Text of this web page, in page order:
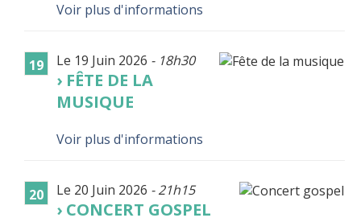
Voir plus d'informations
19 Le 19 Juin 2026 - 18h30
FÊTE DE LA
MUSIQUE
Voir plus d'informations
20 Le 20 Juin 2026 - 21h15
CONCERT GOSPEL